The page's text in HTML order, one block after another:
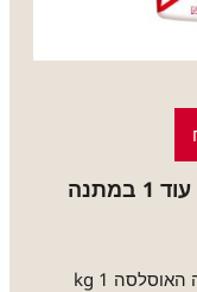
קנו 2 קילו של פולי קפה וקבלו עוד 1 במתנה